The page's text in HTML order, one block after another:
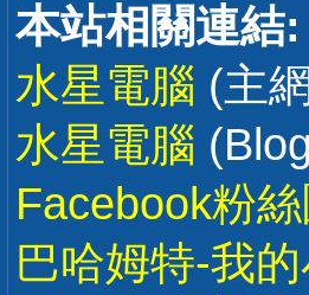
本站相關連結:
水星電腦 (主
水星電腦
Facebook粉
巴哈姆特-我